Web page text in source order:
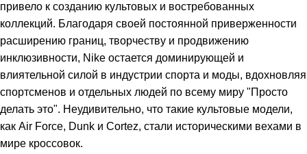
привело к созданию культовых и востребованных
коллекций. Благодаря своей постоянной приверженности
расширению границ, творчеству и продвижению
инклюзивности, Nike остается доминирующей и
влиятельной силой в индустрии спорта и моды, вдохновляя
спортсменов и отдельных людей по всему миру "Просто
делать это". Неудивительно, что такие культовые модели,
как Air Force, Dunk и Cortez, стали историческими вехами в
мире кроссовок.